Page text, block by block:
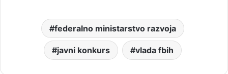
federalno ministarstvo razvoja
javni konkurs vlada fbih